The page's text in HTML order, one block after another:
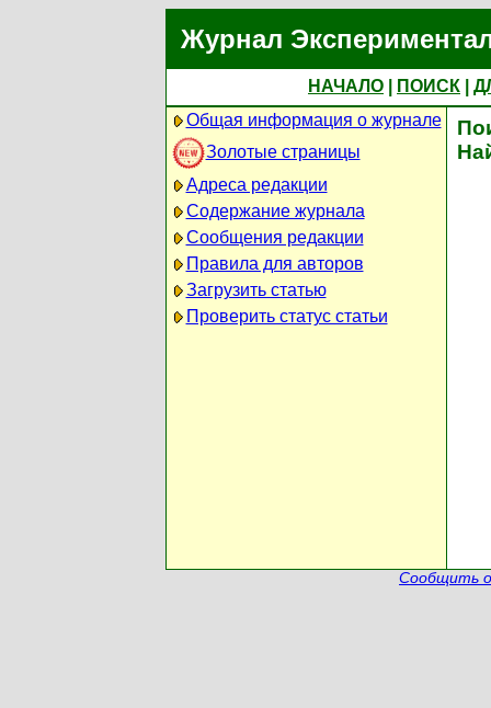
Журнал
НАЧАЛО ПОИСК
Общая информация о журнале
Золотые страницы
Адреса редакции
Содержание журнала
Сообщения редакции
Правила для авторов
Загрузить статью
Проверить статус статьи
Сообщить о